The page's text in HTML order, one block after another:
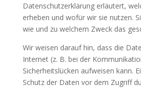
Datenschutzerklärung erläutert,
erheben und wofür wir sie nutzen.
wie und zu welchem Zweck das
Wir weisen darauf hin, dass die
Internet (z. B. bei der
Sicherheitslücken aufweisen kann.
Schutz der Daten vor dem Zugriff